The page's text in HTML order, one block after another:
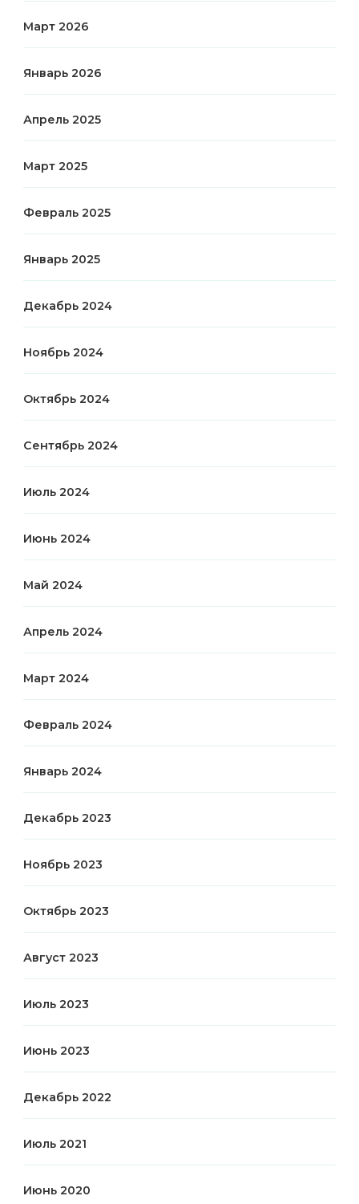
Март 2026
Январь 2026
Апрель 2025
Март 2025
Февраль 2025
Январь 2025
Декабрь 2024
Ноябрь 2024
Октябрь 2024
Сентябрь 2024
Июль 2024
Июнь 2024
Май 2024
Апрель 2024
Март 2024
Февраль 2024
Январь 2024
Декабрь 2023
Ноябрь 2023
Октябрь 2023
Август 2023
Июль 2023
Июнь 2023
Декабрь 2022
Июль 2021
Июнь 2020